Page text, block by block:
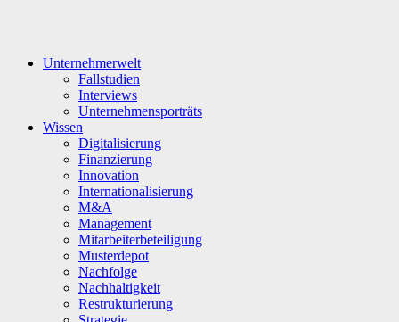
Unternehmerwelt
Fallstudien
Interviews
Unternehmensporträts
Wissen
Digitalisierung
Finanzierung
Innovation
Internationalisierung
M&A
Management
Mitarbeiterbeteiligung
Musterdepot
Nachfolge
Nachhaltigkeit
Restrukturierung